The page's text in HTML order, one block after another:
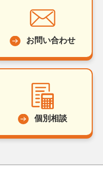
お問い合わせ
個別相談